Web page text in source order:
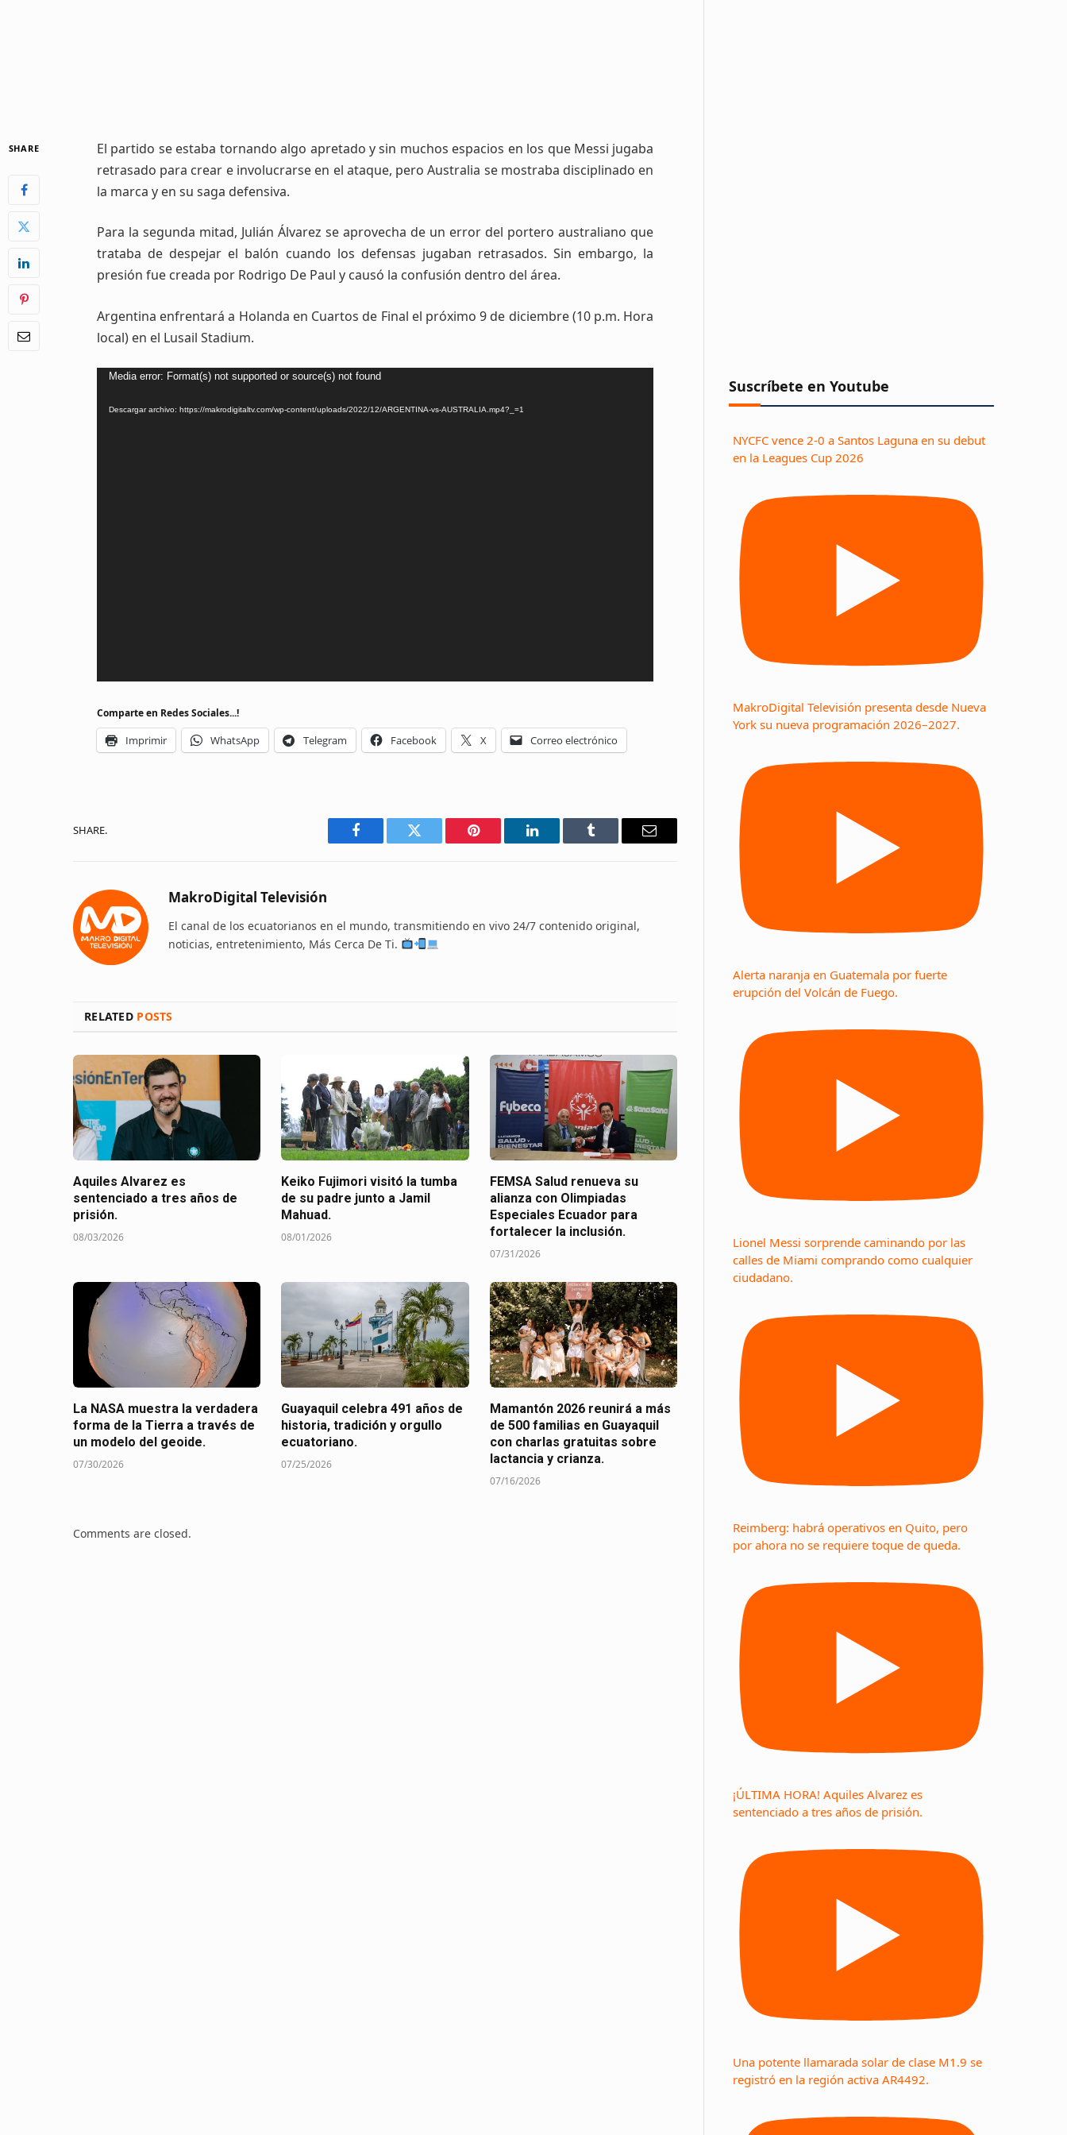
SHARE
El partido se estaba tornando algo apretado y sin muchos espacios en los que Messi jugaba
retrasado para crear e involucrarse en el ataque, pero Australia se mostraba disciplinado en
la marca y en su saga defensiva.
Para la segunda mitad, Julián Álvarez se aprovecha de un error del portero australiano que
trataba de despejar el balón cuando los defensas jugaban retrasados. Sin embargo, la
presión fue creada por Rodrigo De Paul y causó la confusión dentro del área.
Argentina enfrentará a Holanda en Cuartos de Final el próximo 9 de diciembre (10 p.m. Hora
local) en el Lusail Stadium.
Reproductor
Media error: Format(s) not supported or source(s) not found
Descargar archivo: https://makrodigitaltv.com/wp-content/uploads/2022/12/ARGENTINA-vs-AUSTRALIA.mp4?_=1
Comparte en Redes Sociales...!
Imprimir WhatsApp Telegram Facebook X Correo electrónico
SHARE.
Facebook Twitter Pinterest LinkedIn Tumblr Email
MakroDigital Televisión
El canal de los ecuatorianos en el mundo, transmitiendo en vivo 24/7 contenido original,
noticias, entretenimiento, Más Cerca De Ti.
RELATED POSTS
Aquiles Alvarez es
sentenciado a tres años de
prisión.
08/03/2026
Keiko Fujimori visitó la tumba
de su padre junto a Jamil
Mahuad.
08/01/2026
FEMSA Salud renueva su
alianza con Olimpiadas
Especiales Ecuador para
fortalecer la inclusión.
07/31/2026
La NASA muestra la verdadera
forma de la Tierra a través de
un modelo del geoide.
07/30/2026
Guayaquil celebra 491 años de
historia, tradición y orgullo
ecuatoriano.
07/25/2026
Mamantón 2026 reunirá a más
de 500 familias en Guayaquil
con charlas gratuitas sobre
lactancia y crianza.
07/16/2026
Comments are closed.
Suscríbete en Youtube
NYCFC vence 2-0 a Santos Laguna en su debut
en la Leagues Cup 2026
MakroDigital Televisión presenta desde Nueva
York su nueva programación 2026–2027.
Alerta naranja en Guatemala por fuerte
erupción del Volcán de Fuego.
Lionel Messi sorprende caminando por las
calles de Miami comprando como cualquier
ciudadano.
Reimberg: habrá operativos en Quito, pero
por ahora no se requiere toque de queda.
¡ÚLTIMA HORA! Aquiles Alvarez es
sentenciado a tres años de prisión.
Una potente llamarada solar de clase M1.9 se
registró en la región activa AR4492.